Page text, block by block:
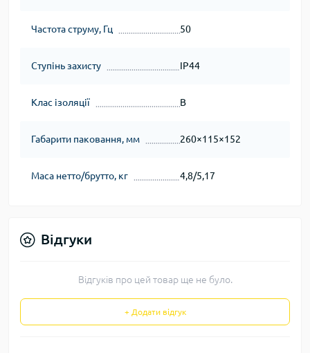
Частота струму, Гц 50
Ступінь захисту IP44
Клас ізоляції B
Габарити паковання, мм 260×115×152
Маса нетто/брутто, кг 4,8/5,17
Відгуки
Відгуків про цей товар ще не було.
+ Додати відгук